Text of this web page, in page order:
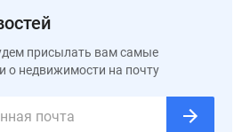
присылать вам самые
о недвижимости на почту